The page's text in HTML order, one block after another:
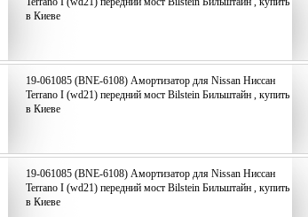
в Киеве
19-061085 (BNE-6108) Амортизатор для Nissan Ниссан
Terrano I (wd21) передний мост Bilstein Бильштайн , купить
в Киеве
19-061085 (BNE-6108) Амортизатор для Nissan Ниссан
Terrano I (wd21) передний мост Bilstein Бильштайн , купить
в Киеве